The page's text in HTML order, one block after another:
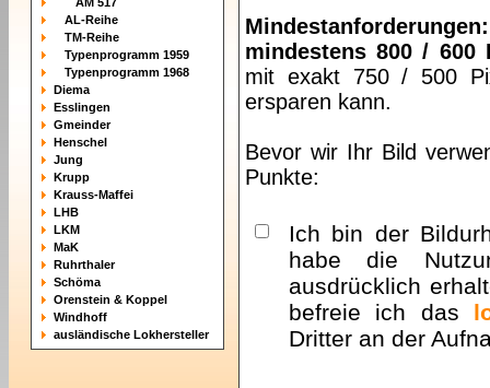
AL-Reihe
TM-Reihe
Typenprogramm 1959
Typenprogramm 1968
Diema
Esslingen
Gmeinder
Henschel
Jung
Krupp
Krauss-Maffei
LHB
LKM
MaK
Ruhrthaler
Schöma
Orenstein & Koppel
Windhoff
ausländische Lokhersteller
Mindestanforderungen:
mindestens 800 / 600
mit exakt 750 / 500
ersparen kann.
Bevor wir Ihr Bild
Punkte:
Ich bin der
habe die
ausdrücklich
befreie ich das
Dritter an der